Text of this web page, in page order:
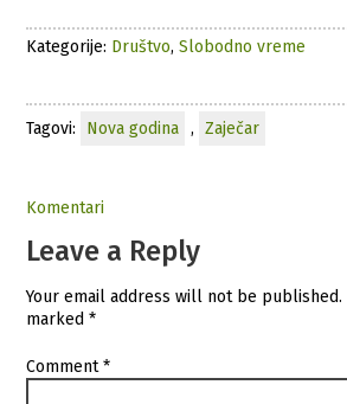
Kategorije: Društvo,Slobodno vreme
Tagovi: Nova godina , Zaječar
Komentari
Leave a Reply
Your email address will not be published.
marked*
Comment*